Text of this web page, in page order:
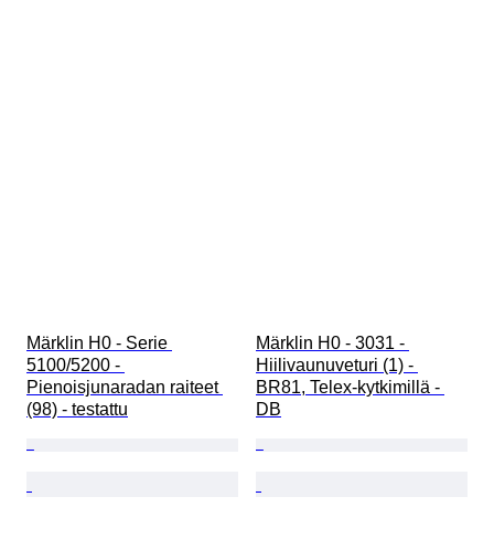
Märklin H0 - Serie
5100/5200 -
Pienoisjunaradan raiteet
(98) - testattu
Märklin H0 - 3031 -
Hiilivaunuveturi (1) -
BR81, Telex-kytkimillä -
DB